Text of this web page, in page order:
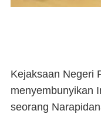
Kejaksaan Negeri
menyembunyikan
seorang